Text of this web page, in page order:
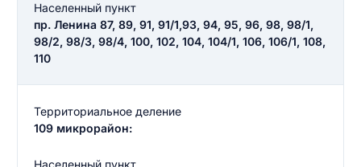
Населенный пункт
пр. Ленина 87, 89, 91, 91/1,93, 94, 95, 96, 98, 98/1,
98/2, 98/3, 98/4, 100, 102, 104, 104/1, 106, 106/1, 108,
110
Территориальное деление
109 микрорайон:
Населенный пункт